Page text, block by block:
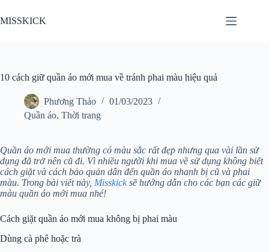
đến
phần
MISSKICK
10 cách giữ quần áo mới mua về tránh phai màu hiệu quả
Phương Thảo
01/03/2023
Quần áo, Thời trang
Quần áo mới mua thường có màu sắc rất đẹp nhưng qua vài lần sử
dụng đã trở nên cũ đi. Vì nhiều người khi mua về sử dụng không biết
cách giặt và cách bảo quản dẫn đến quần áo nhanh bị cũ và phai
màu. Trong bài viết này, Misskicksẽ hướng dẫn cho các bạn các giữ
màu quần áo mới mua nhé!
Cách giặt quần áo mới mua không bị phai màu
Dùng cà phê hoặc trà